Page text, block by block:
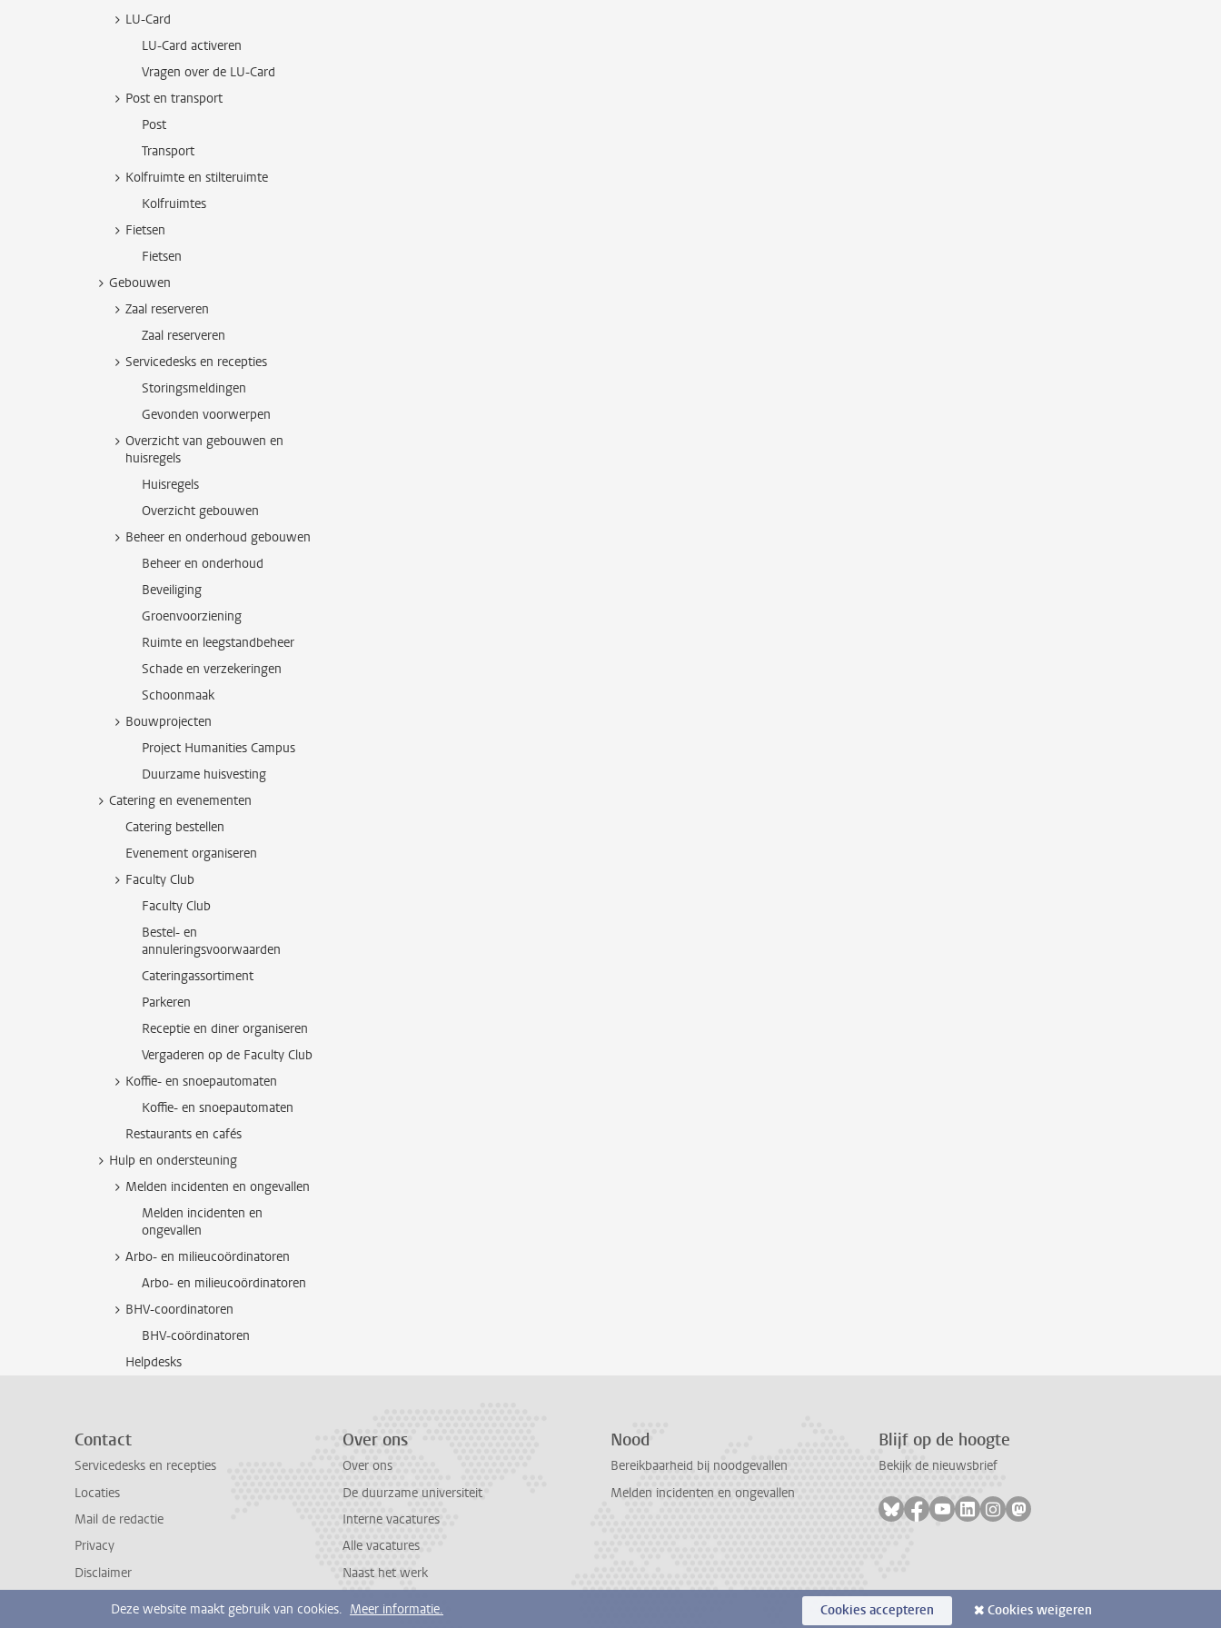
LU-Card
LU-Card activeren
Vragen over de LU-Card
Post en transport
Post
Transport
Kolfruimte en stilteruimte
Kolfruimtes
Fietsen
Fietsen
Gebouwen
Zaal reserveren
Zaal reserveren
Servicedesks en recepties
Storingsmeldingen
Gevonden voorwerpen
Overzicht van gebouwen en
huisregels
Huisregels
Overzicht gebouwen
Beheer en onderhoud gebouwen
Beheer en onderhoud
Beveiliging
Groenvoorziening
Ruimte en leegstandbeheer
Schade en verzekeringen
Schoonmaak
Bouwprojecten
Project Humanities Campus
Duurzame huisvesting
Catering en evenementen
Catering bestellen
Evenement organiseren
Faculty Club
Faculty Club
Bestel- en
annuleringsvoorwaarden
Cateringassortiment
Parkeren
Receptie en diner organiseren
Vergaderen op de Faculty Club
Koffie- en snoepautomaten
Koffie- en snoepautomaten
Restaurants en cafés
Hulp en ondersteuning
Melden incidenten en ongevallen
Melden incidenten en
ongevallen
Arbo- en milieucoördinatoren
Arbo- en milieucoördinatoren
BHV-coordinatoren
BHV-coördinatoren
Helpdesks
Contact
Servicedesks en recepties
Locaties
Mail de redactie
Privacy
Disclaimer
Over ons
Over ons
De duurzame universiteit
Interne vacatures
Alle vacatures
Naast het werk
Nood
Bereikbaarheid bij noodgevallen
Melden incidenten en ongevallen
Blijf op de hoogte
Bekijk de nieuwsbrief
Volg ons op bluesky
Volg ons op facebook
Volg ons op youtube
Volg ons op linkedin
Volg ons op instagram
Volg ons op mastodon
Deze website maakt gebruik van cookies. Meer informatie. Cookies accepteren Cookies weigeren